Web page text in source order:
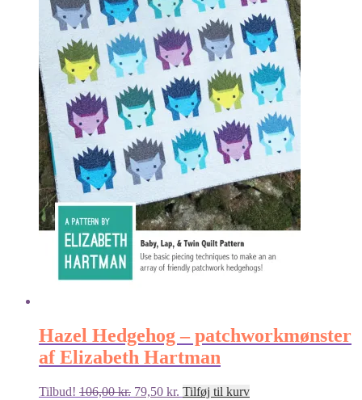
Hazel Hedgehog – patchworkmønster
af Elizabeth Hartman
Tilbud! 106,00kr. Den
79,50 kr. Den
Tilføj til kurv